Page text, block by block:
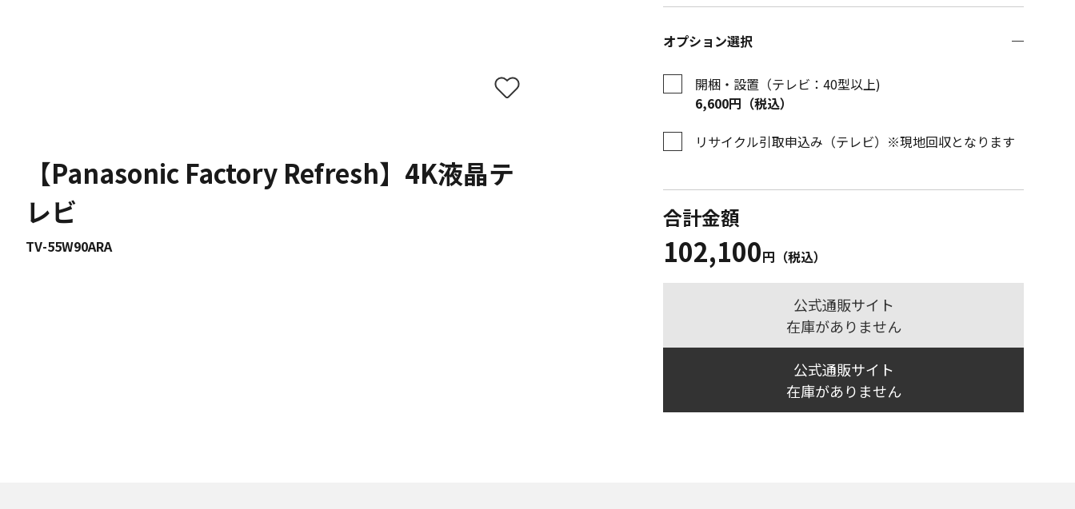
【Panasonic Factory Refresh】4K液晶テ
レビ
TV-55W90ARA
オプション選択
開梱・設置（テレビ：40型以上)
6,600円（税込）
リサイクル引取申込み（テレビ）※現地回収となります
合計金額
102,100円（税込）
公式通販サイト
在庫がありません
公式通販サイト
在庫がありません